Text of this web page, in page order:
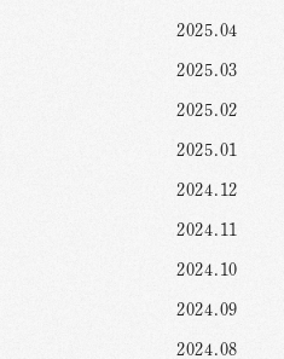
2025.04
2025.03
2025.02
2025.01
2024.12
2024.11
2024.10
2024.09
2024.08